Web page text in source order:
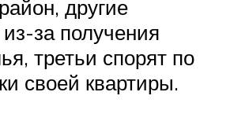
другие
за получения
третьи спорят по
своей квартиры.